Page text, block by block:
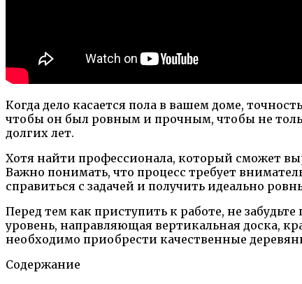
Когда дело касается пола в вашем доме,
чтобы он был ровным и прочным, чтобы не
долгих лет.
Хотя найти профессионала, который сможет
Важно понимать, что процесс требует
справиться с задачей и получить идеально
Перед тем как приступить к работе, не
уровень, направляющая вертикальная доска,
необходимо приобрести качественные
Содержание